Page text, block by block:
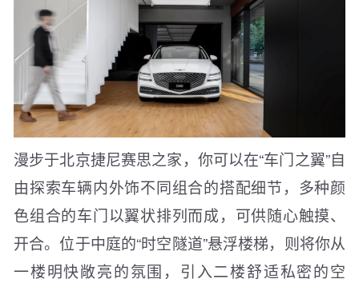
漫步于北京捷尼赛思之家，你可以在“车门之翼”自
由探索车辆内外饰不同组合的搭配细节，多种颜
色组合的车门以翼状排列而成，可供随心触摸、
开合。位于中庭的“时空隧道”悬浮楼梯，则将你从
一楼明快敞亮的氛围，引入二楼舒适私密的空